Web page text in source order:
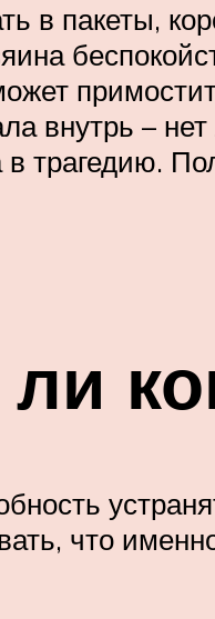
пакеты,
внутрь –
трагедию.
что